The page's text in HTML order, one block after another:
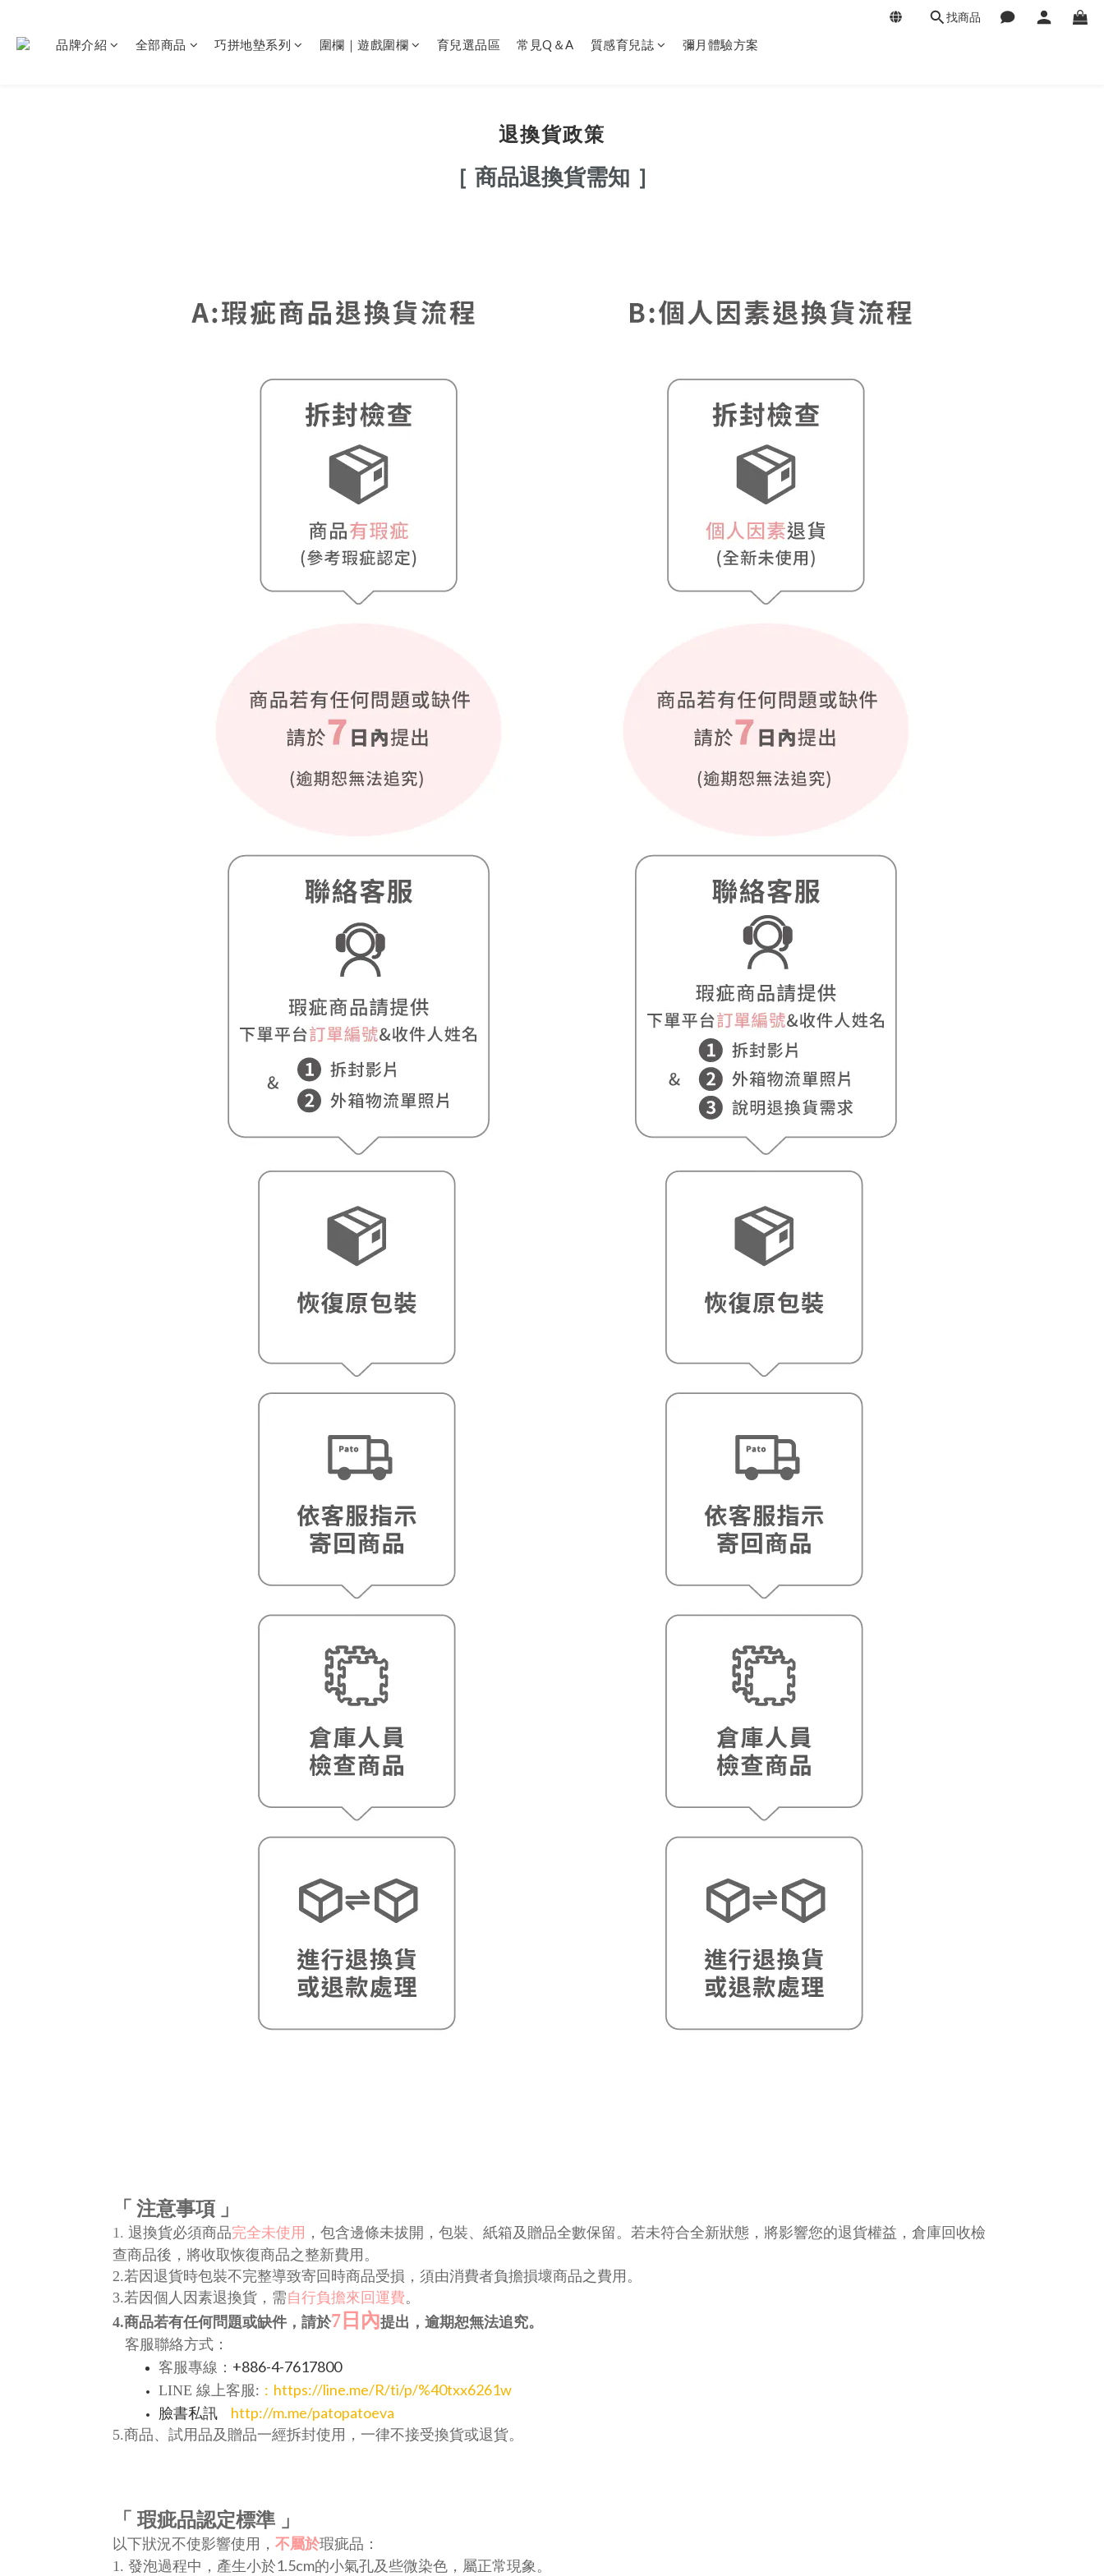
找商品
品牌介紹 全部商品 巧拼地墊系列 圍欄｜遊戲圍欄 育兒選品區 常見Q＆A 質感育兒誌 彌月體驗方案
退換貨政策
［ 商品退換貨需知 ］
「 注意事項 」
1. 退換貨必須商品完全未使用 ，包含邊條未拔開，包裝、紙箱及贈品全數保留。若未符合全新狀態，將影響您的退貨權益，倉庫回收檢
查商品後，將收取恢復商品之整新費用 。
2.若因退貨時包裝不完整導致寄回時商品受損，須由消費者負擔損壞商品之費用。
3.若因個人因素退換貨，需自行負擔來回運費。
4.商品若有任何問題或缺件，請於7 日內提出，逾期恕無法追究。
客服聯絡方式：
客服專線： +886-4-7617800
LINE 線上客服: : https://line.me/R/ti/p/%40txx6261w
臉書私訊
http://m.me/patopatoeva
5.商品、試用品及贈品一經拆封使用，一律不接受換貨或退貨。
「 瑕疵品認定標準 」
以下狀況不使影響使用， 不屬於瑕疵品：
1. 發泡過程中，產生小於1.5cm的小氣孔及些微染色，屬正常現象。